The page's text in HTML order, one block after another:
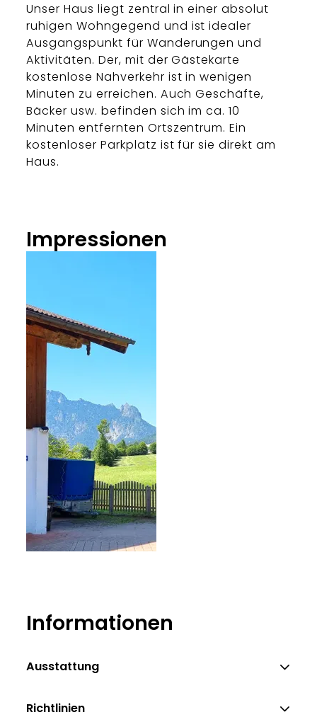
Unser Haus liegt zentral in einer absolut
ruhigen Wohngegend und ist idealer
Ausgangspunkt für Wanderungen und
Aktivitäten. Der, mit der Gästekarte
kostenlose Nahverkehr ist in wenigen
Minuten zu erreichen. Auch Geschäfte,
Bäcker usw. befinden sich im ca. 10
Minuten entfernten Ortszentrum. Ein
kostenloser Parkplatz ist für sie direkt am
Haus.
Impressionen
Informationen
Ausstattung
Richtlinien